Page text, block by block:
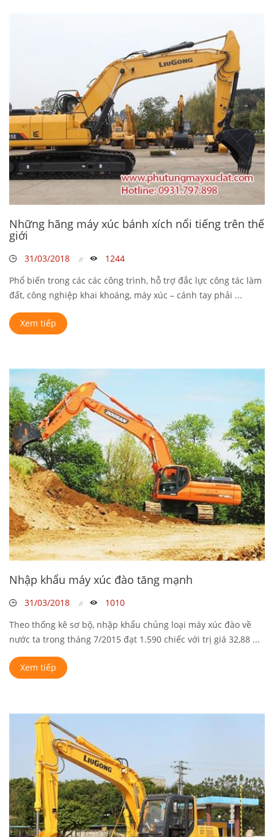
Những hãng máy xúc bánh xích nổi tiếng trên thế
giới
31/03/2018
1244
Phổ biến trong các các công trình, hỗ trợ đắc lực công tác làm
đất, công nghiệp khai khoáng, máy xúc – cánh tay phải ...
Xem tiếp
Nhập khẩu máy xúc đào tăng mạnh
31/03/2018
1010
Theo thống kê sơ bộ, nhập khẩu chủng loại máy xúc đào về
nước ta trong tháng 7/2015 đạt 1.590 chiếc với trị giá 32,88 ...
Xem tiếp